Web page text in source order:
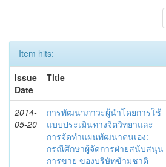
Item hits:
Issue
Date
Title
2014-
05-20
การพัฒนาภาวะผู้นำโดยการใช้
แบบประเมินทางจิตวิทยาและ
การจัดทำแผนพัฒนาตนเอง:
กรณีศึกษาผู้จัดการฝ่ายสนับสนุน
การขาย ของบริษัทข้ามชาติ